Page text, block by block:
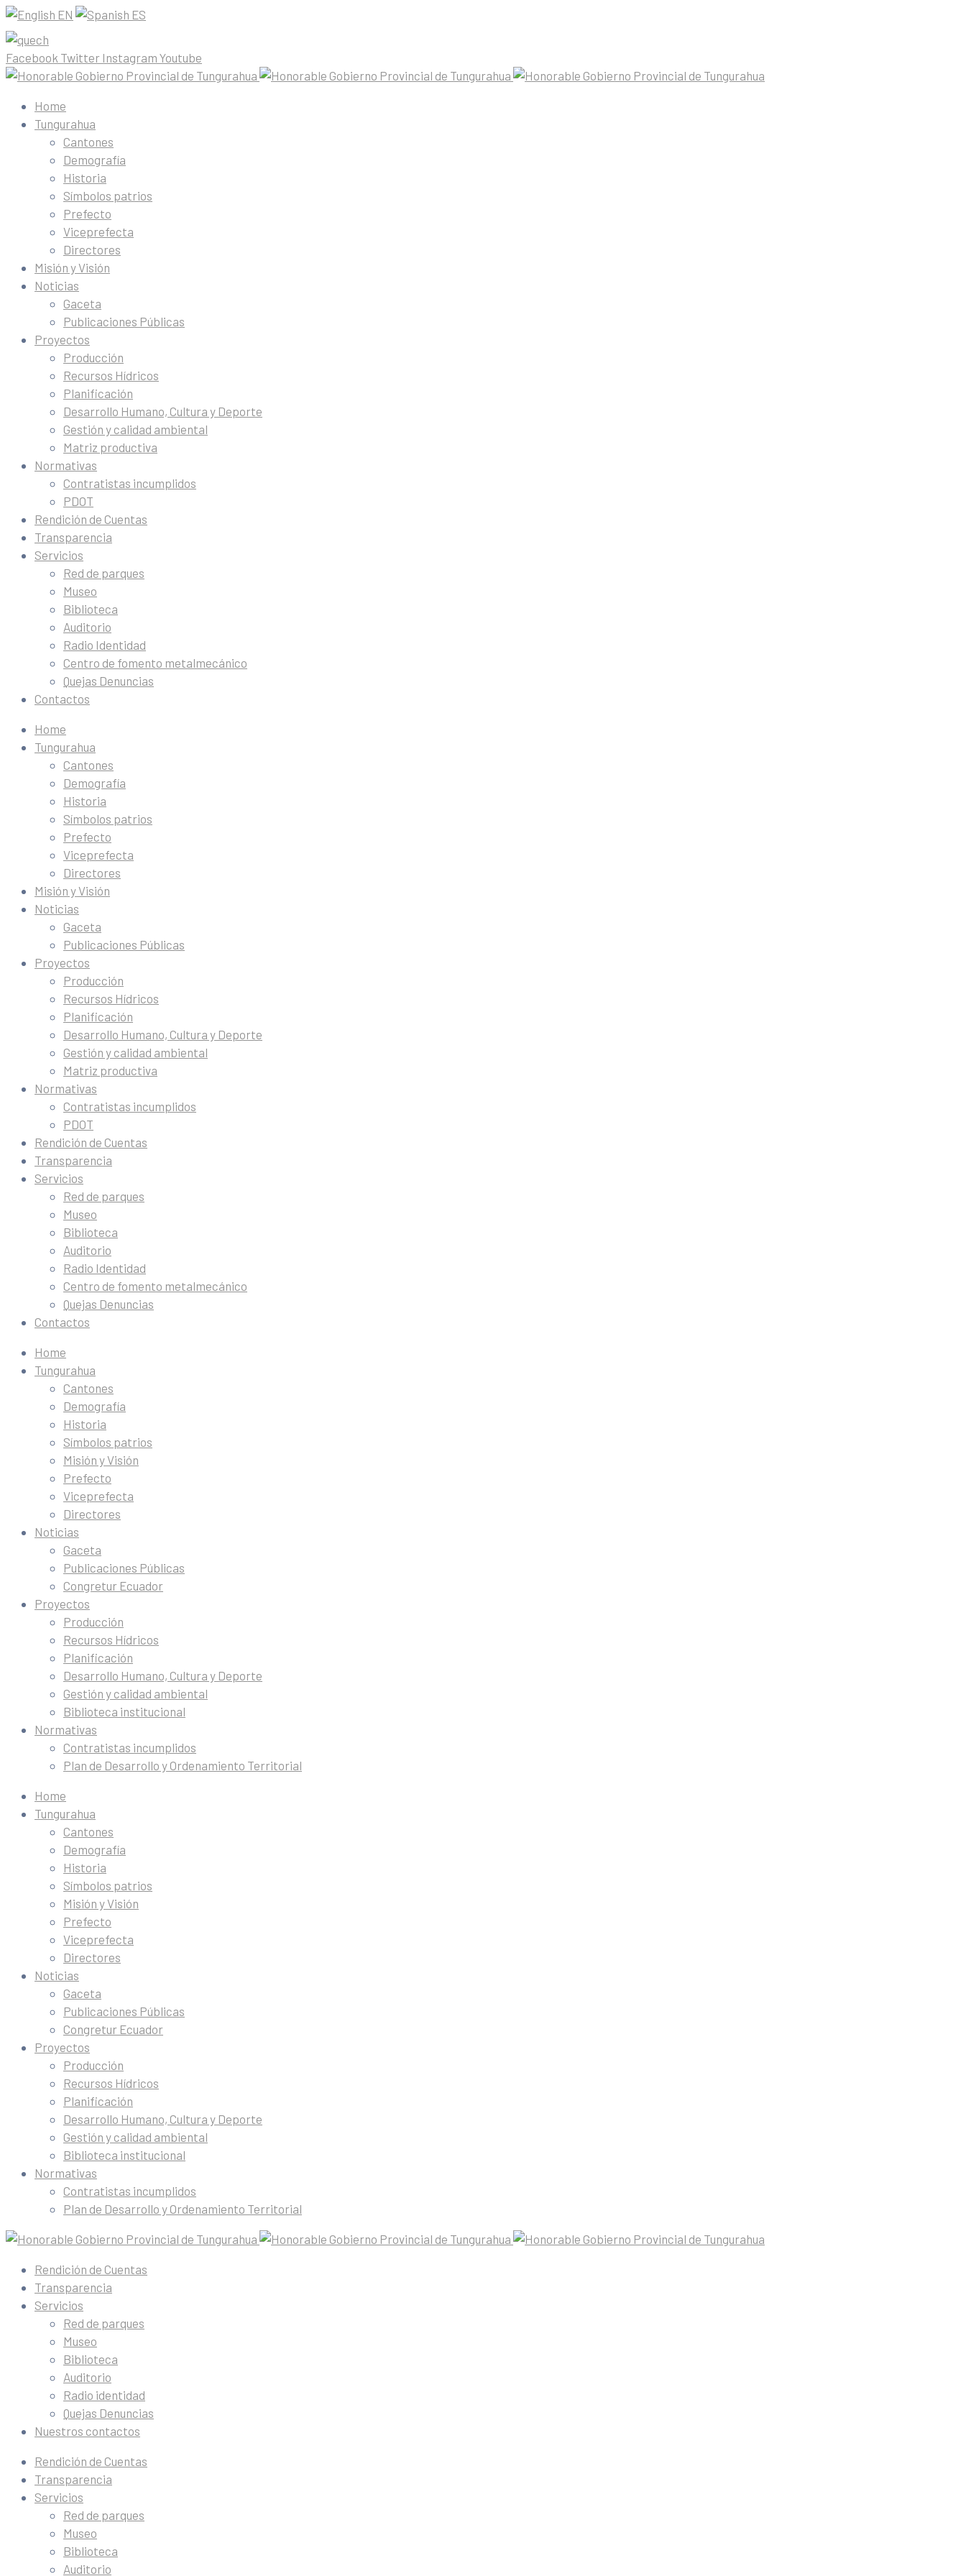
EN ES
Facebook Twitter Instagram Youtube
Home
Tungurahua
Cantones
Demografía
Historia
Símbolos patrios
Prefecto
Viceprefecta
Directores
Misión y Visión
Noticias
Gaceta
Publicaciones Públicas
Proyectos
Producción
Recursos Hídricos
Planificación
Desarrollo Humano, Cultura y Deporte
Gestión y calidad ambiental
Matriz productiva
Normativas
Contratistas incumplidos
PDOT
Rendición de Cuentas
Transparencia
Servicios
Red de parques
Museo
Biblioteca
Auditorio
Radio Identidad
Centro de fomento metalmecánico
Quejas Denuncias
Contactos
Home
Tungurahua
Cantones
Demografía
Historia
Símbolos patrios
Prefecto
Viceprefecta
Directores
Misión y Visión
Noticias
Gaceta
Publicaciones Públicas
Proyectos
Producción
Recursos Hídricos
Planificación
Desarrollo Humano, Cultura y Deporte
Gestión y calidad ambiental
Matriz productiva
Normativas
Contratistas incumplidos
PDOT
Rendición de Cuentas
Transparencia
Servicios
Red de parques
Museo
Biblioteca
Auditorio
Radio Identidad
Centro de fomento metalmecánico
Quejas Denuncias
Contactos
Home
Tungurahua
Cantones
Demografía
Historia
Símbolos patrios
Misión y Visión
Prefecto
Viceprefecta
Directores
Noticias
Gaceta
Publicaciones Públicas
Congretur Ecuador
Proyectos
Producción
Recursos Hídricos
Planificación
Desarrollo Humano, Cultura y Deporte
Gestión y calidad ambiental
Biblioteca institucional
Normativas
Contratistas incumplidos
Plan de Desarrollo y Ordenamiento Territorial
Home
Tungurahua
Cantones
Demografía
Historia
Símbolos patrios
Misión y Visión
Prefecto
Viceprefecta
Directores
Noticias
Gaceta
Publicaciones Públicas
Congretur Ecuador
Proyectos
Producción
Recursos Hídricos
Planificación
Desarrollo Humano, Cultura y Deporte
Gestión y calidad ambiental
Biblioteca institucional
Normativas
Contratistas incumplidos
Plan de Desarrollo y Ordenamiento Territorial
Rendición de Cuentas
Transparencia
Servicios
Red de parques
Museo
Biblioteca
Auditorio
Radio identidad
Quejas Denuncias
Nuestros contactos
Rendición de Cuentas
Transparencia
Servicios
Red de parques
Museo
Biblioteca
Auditorio